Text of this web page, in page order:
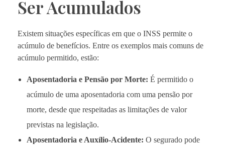
Ser Acumulados
Existem situações específicas em que o INSS permite o
acúmulo de benefícios. Entre os exemplos mais comuns de
acúmulo permitido, estão:
Aposentadoria e Pensão por Morte: É permitido o
acúmulo de uma aposentadoria com uma pensão por
morte, desde que respeitadas as limitações de valor
previstas na legislação.
Aposentadoria e Auxílio-Acidente: O segurado pode